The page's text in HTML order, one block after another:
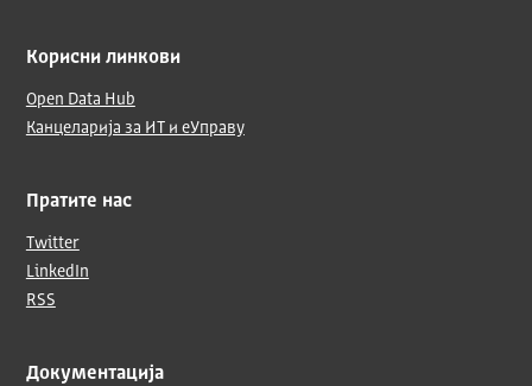
Корисни линкови
Open Data Hub
Канцеларија за ИТ и еУправу
Пратите нас
Twitter
LinkedIn
RSS
Документација